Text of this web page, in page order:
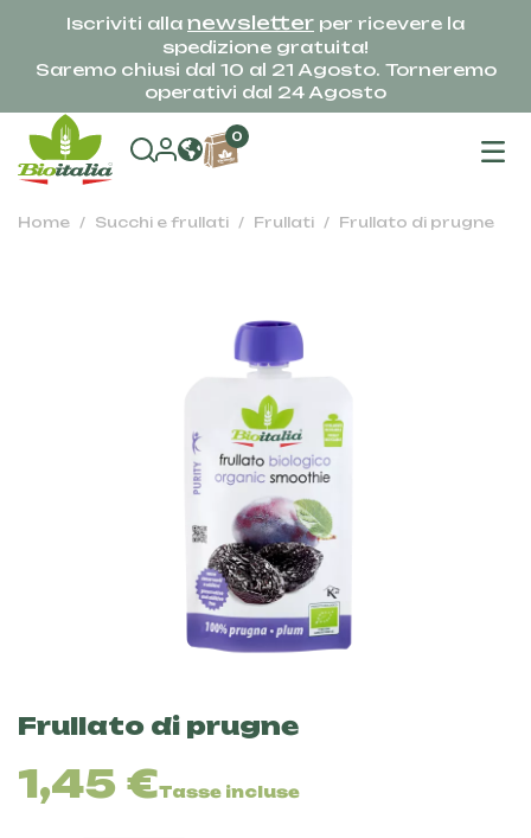
Iscriviti alla newsletter per ricevere la
spedizione gratuita!
Saremo chiusi dal 10 al 21 Agosto. Torneremo
operativi dal 24 Agosto
0
Home Succhi e frullati Frullati Frullato di prugne
Frullato di prugne
1,45 €Tasse incluse